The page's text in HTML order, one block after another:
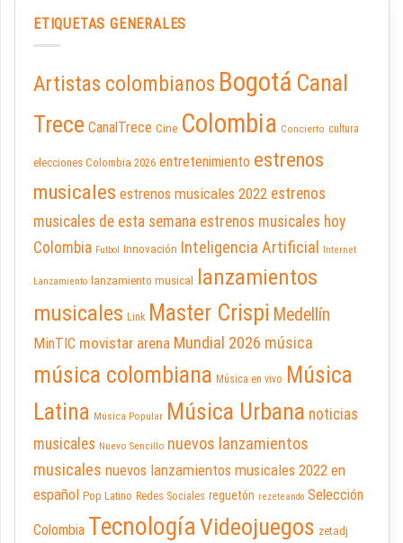
ETIQUETAS GENERALES
Artistas colombianos Bogotá Canal
Trece CanalTrece Cine Colombia Concierto cultura
elecciones Colombia 2026 entretenimiento estrenos
musicales estrenos musicales 2022 estrenos
musicales de esta semana estrenos musicales hoy
Colombia Futbol Innovación Inteligencia Artificial Internet
Lanzamiento lanzamiento musical
lanzamientos
musicales Link Master Crispi Medellín
MinTIC movistar arena Mundial 2026 música
música colombiana Música en vivo Música
Latina Música Popular Música Urbana noticias
musicales Nuevo Sencillo nuevos lanzamientos
musicales nuevos lanzamientos musicales 2022 en
español Pop Latino Redes Sociales reguetón rezeteando Selección
Colombia TecnologíaVideojuegos zetadj